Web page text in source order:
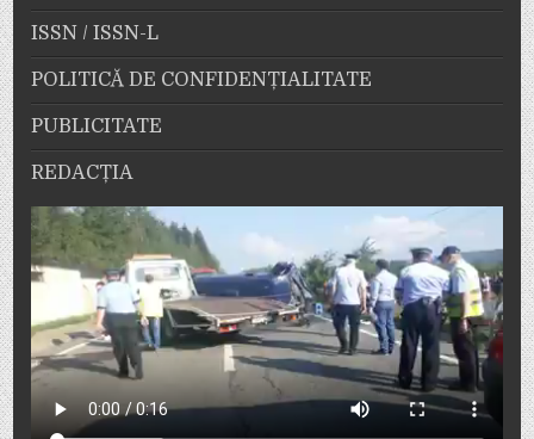
ISSN / ISSN-L
POLITICĂ DE CONFIDENȚIALITATE
PUBLICITATE
REDACȚIA